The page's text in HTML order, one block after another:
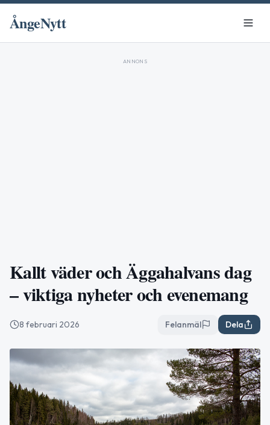
ÅngeNytt
ANNONS
Kallt väder och Äggahalvans dag
– viktiga nyheter och evenemang
8 februari 2026 Felanmäl Dela